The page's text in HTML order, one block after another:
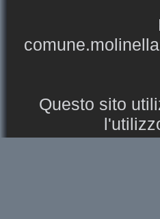
Questo sito